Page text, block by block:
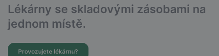
Lékárny se skladovými zásobami na
jednom místě.
Provozujete lékárnu?